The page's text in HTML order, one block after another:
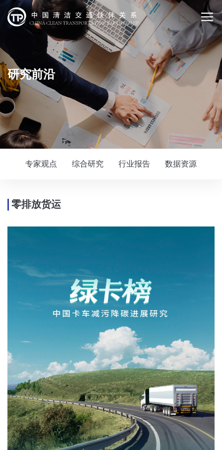
研究前沿
专家观点 综合研究 行业报告 数据资源
零排放货运